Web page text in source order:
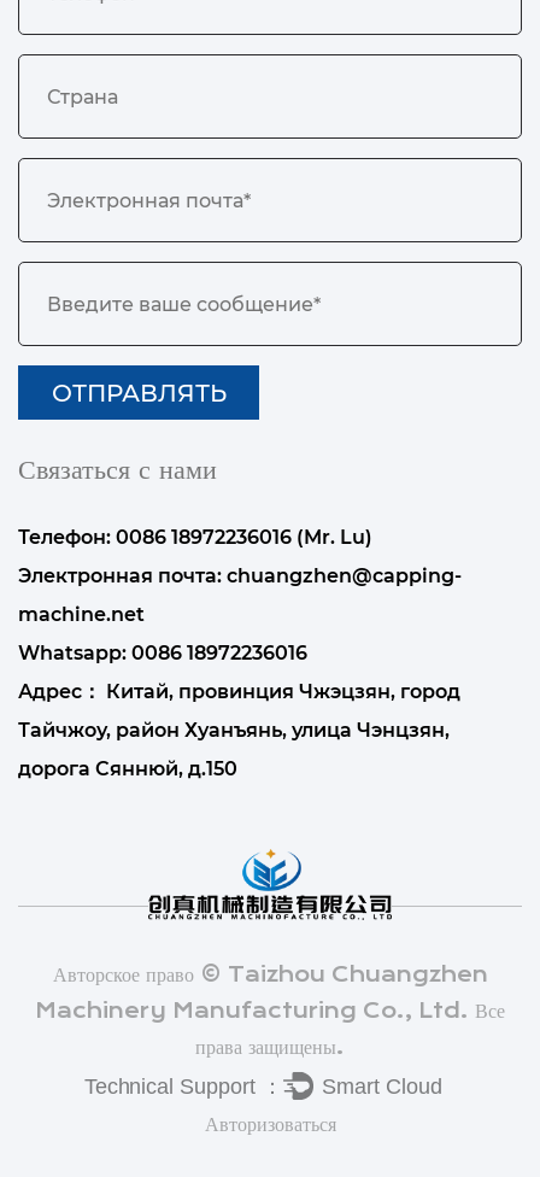
Связаться с нами
Телефон: 0086 18972236016 (Mr. Lu)
Электронная почта: chuangzhen@capping-
machine.net
Whatsapp: 0086 18972236016
Адрес： Китай, провинция Чжэцзян, город
Тайчжоу, район Хуанъянь, улица Чэнцзян,
дорога Сяннюй, д.150
Авторское право © Taizhou Chuangzhen
Machinery Manufacturing Co., Ltd. Все
права защищены.
Авторизоваться